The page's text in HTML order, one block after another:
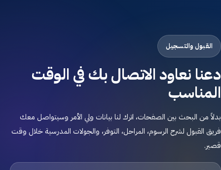
المراحل التعليمية
المرافق المدرسية
المنصة التعليمية
أخبار الأرقم
القبول والتسجيل
دعنا نعاود الاتصال بك في الوقت
المناسب
بدلاً من البحث بين الصفحات، اترك لنا بيانات ولي الأمر وسيتواصل معك
فريق القبول لشرح الرسوم، المراحل، التوفر، والجولات المدرسية خلال وقت
قصير.